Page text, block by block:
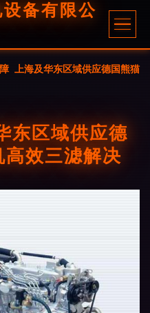
备有限公
上海及华东区域供应德国熊猫
东区域供应德
效三滤解决